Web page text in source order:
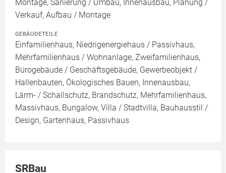
Montage, Sanierung / Umbau, Innenausbau, Planung /
Verkauf, Aufbau / Montage
GEBÄUDETEILE
Einfamilienhaus, Niedrigenergiehaus / Passivhaus,
Mehrfamilienhaus / Wohnanlage, Zweifamilienhaus,
Bürogebäude / Geschäftsgebäude, Gewerbeobjekt /
Hallenbauten, Ökologisches Bauen, Innenausbau,
Lärm- / Schallschutz, Brandschutz, Mehrfamilienhaus,
Massivhaus, Bungalow, Villa / Stadtvilla, Bauhausstil /
Design, Gartenhaus, Passivhaus
SRBau